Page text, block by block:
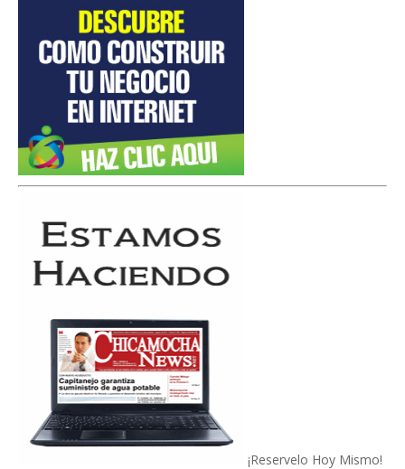
¡Reservelo Hoy Mismo!